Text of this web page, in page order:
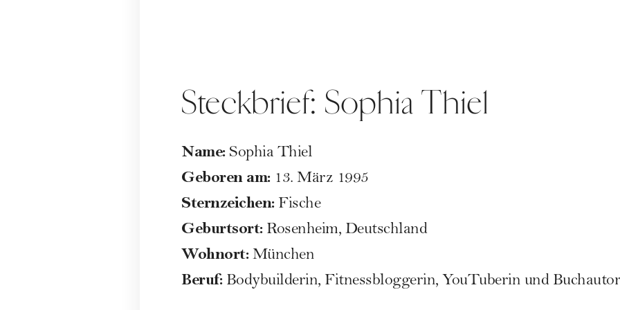
Steckbrief: Sophia Thiel
Name: Sophia Thiel
Geboren am: 13. März 1995
Sternzeichen: Fische
Geburtsort:Rosenheim, Deutschland
Wohnort: München
Beruf: Bodybuilderin, Fitnessbloggerin, YouTuberin und